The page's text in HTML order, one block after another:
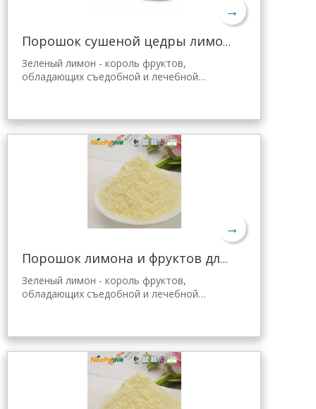
→
Порошок сушеной цедры лимона оптом
Зеленый лимон - король фруктов,
обладающих съедобной и лечебной
Хайнань, полученного с помощью самой
распылительной сушки и обработки,
которая хорошо сохраняет его
питательные свойства и аромат свежего
лимона. Мгновенно растворяется, удобен
→
Порошок лимона и фруктов для желе Tang
Зеленый лимон - король фруктов,
обладающих съедобной и лечебной
Хайнань, полученного с помощью самой
распылительной сушки и обработки,
которая хорошо сохраняет
питательность и аромат свежего лимона.
Мгновенно растворяется, удобен в